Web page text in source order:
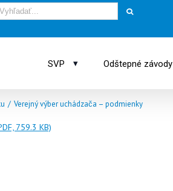
SVP ▾ Odštepné závody
/ Verejný výber uchádzača – podmienky
759.3 KB)